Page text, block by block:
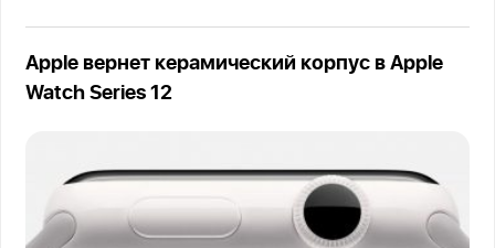
Apple вернет керамический корпус в Apple
Watch Series 12